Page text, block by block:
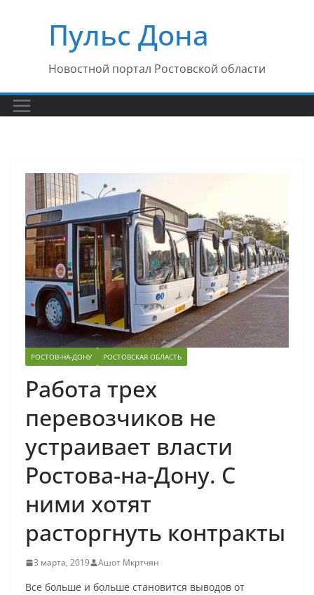
содержимомуПульс Дона
Новостной портал Ростовской области
РОСТОВ-НА-ДОНУ РОСТОВСКАЯ ОБЛАСТЬ
Работа трех
перевозчиков не
устраивает власти
Ростова-на-Дону. С
ними хотят
расторгнуть контракты
3 марта, 2019 Ашот Мкртчян
Все больше и больше становится выводов от